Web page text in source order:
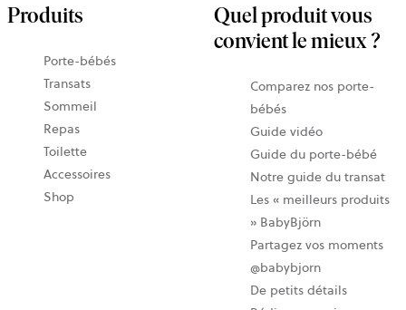
Produits
Porte-bébés
Transats
Sommeil
Repas
Toilette
Accessoires
Shop
Quel produit vous
convient le mieux ?
Comparez nos porte-
bébés
Guide vidéo
Guide du porte-bébé
Notre guide du transat
Les « meilleurs produits
» BabyBjörn
Partagez vos moments
@babybjorn
De petits détails